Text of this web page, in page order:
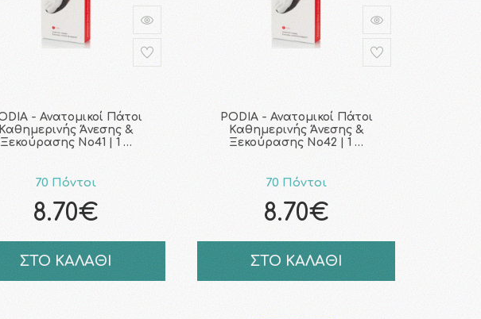
- Ανατομικοί Πάτοι
Καθημερινής Άνεσης &
Ξεκούρασης No41 | 1 …
70 Πόντοι
8.70€
ΣΤΟ ΚΑΛΑΘΙ
PODIA - Ανατομικοί Πάτοι
Καθημερινής Άνεσης &
Ξεκούρασης No42 | 1 …
70 Πόντοι
8.70€
ΣΤΟ ΚΑΛΑΘΙ